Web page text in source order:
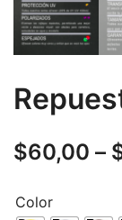
$60,00 –
Color